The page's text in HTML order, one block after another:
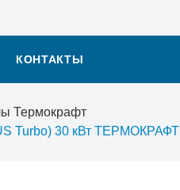
КОНТАКТЫ
Термокрафт
Turbo) 30 кВт ТЕРМОКРАФТ